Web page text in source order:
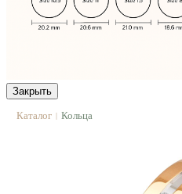
Закрыть
Каталог | Кольца